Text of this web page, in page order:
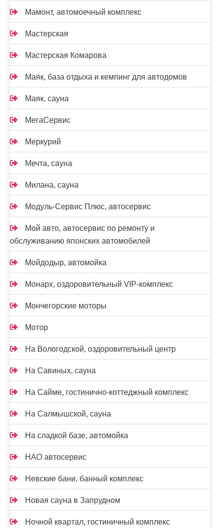
Мамонт, автомоечный комплекс
Мастерская
Мастерская Комарова
Маяк, база отдыха и кемпинг для автодомов
Маяк, сауна
МегаСервис
Меркурий
Мечта, сауна
Милана, сауна
Модуль-Сервис Плюс, автосервис
Мой авто, автосервис по ремонту и
обслуживанию японских автомобилей
Мойдодыр, автомойка
Монарх, оздоровительный VIP-комплекс
Мончегорские моторы
Мотор
На Вологодской, оздоровительный центр
На Савиных, сауна
На Сайме, гостинично-коттеджный комплекс
На Салмышской, сауна
На сладкой базе, автомойка
НАО автосервис
Невские бани, банный комплекс
Новая сауна в Запрудном
Ночной квартал, гостиничный комплекс